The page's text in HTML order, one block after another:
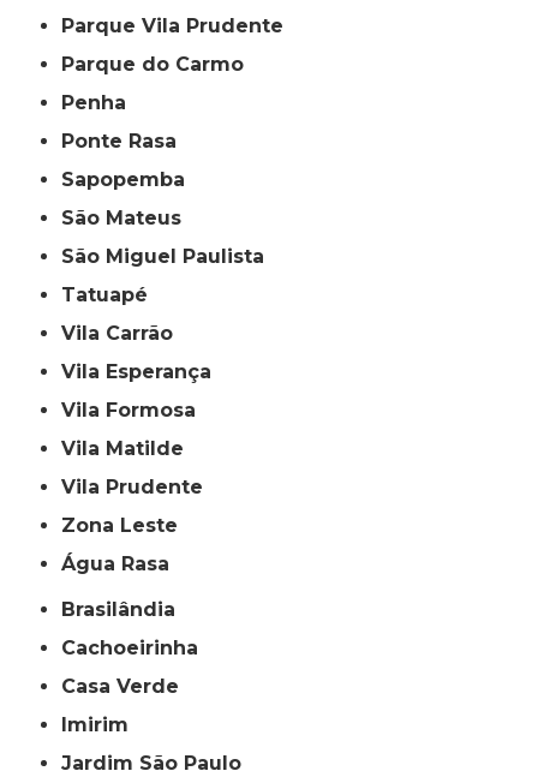
Parque Vila Prudente
Parque do Carmo
Penha
Ponte Rasa
Sapopemba
São Mateus
São Miguel Paulista
Tatuapé
Vila Carrão
Vila Esperança
Vila Formosa
Vila Matilde
Vila Prudente
Zona Leste
Água Rasa
Brasilândia
Cachoeirinha
Casa Verde
Imirim
Jardim São Paulo